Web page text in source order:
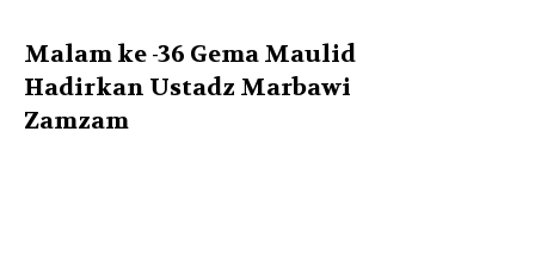
Malam ke -36 Gema Maulid
Hadirkan Ustadz Marbawi
Zamzam